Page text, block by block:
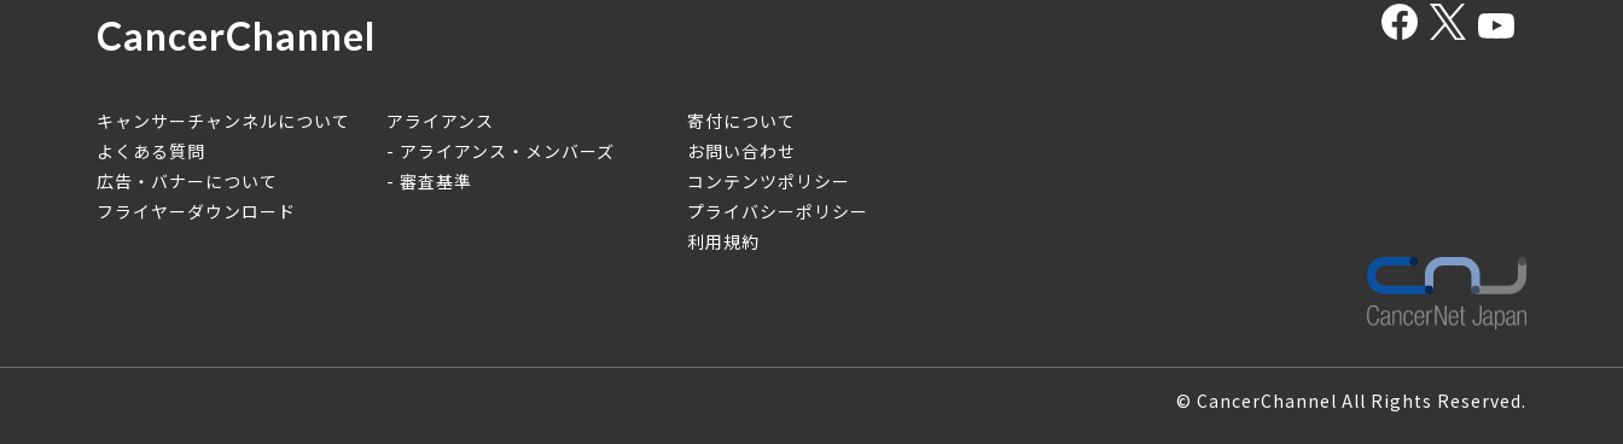
CancerChannel
キャンサーチャンネルについて
よくある質問
広告・バナーについて
フライヤーダウンロード
アライアンス
アライアンス・メンバーズ
審査基準
寄付について
お問い合わせ
コンテンツポリシー
プライバシーポリシー
利用規約
© CancerChannel All Rights Reserved.